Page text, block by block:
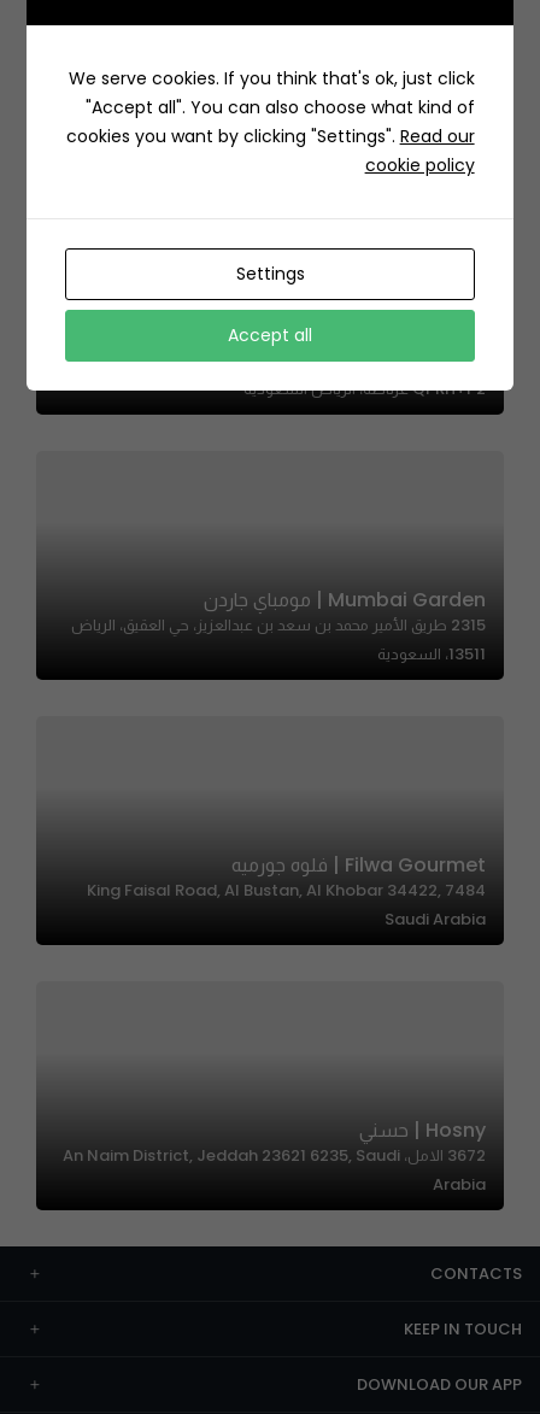
Cup Rover | كب روفر
H6WP+86 Al-Manar, Jeddah Saudi Arabia
Casa Kai| كازا كاي
QPRH+P2 غرناطة، الرياض السعودية
Mumbai Garden | مومباي جاردن
2315 طريق الأمير محمد بن سعد بن عبدالعزيز، حي العقيق، الرياض
13511، السعودية
Filwa Gourmet | فلوه جورميه
7484 King Faisal Road, Al Bustan, Al Khobar 34422,
Saudi Arabia
Hosny | حسني
3672 الامل، An Naim District, Jeddah 23621 6235, Saudi
Arabia
CONTACTS
KEEP IN TOUCH
DOWNLOAD OUR APP
We serve cookies. If you think that's ok, just click
"Accept all". You can also choose what kind of
cookies you want by clicking "Settings". Read our
cookie policy
Settings
Accept all